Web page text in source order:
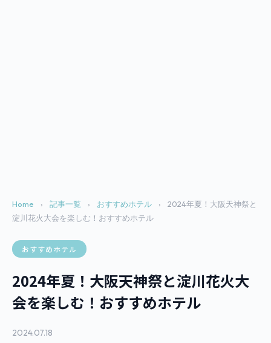
Home › 記事一覧 › おすすめホテル ›
2024年夏！大阪天神祭と
淀川花火大会を楽しむ！おすすめホテル
おすすめホテル
2024年夏！大阪天神祭と淀川花火大
会を楽しむ！おすすめホテル
2024.07.18